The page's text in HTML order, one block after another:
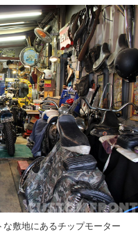
敷地にあるチップモーター